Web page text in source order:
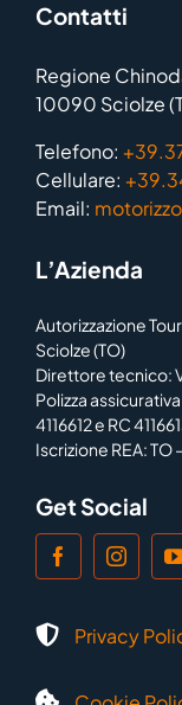
Contatti
Regione
10090 Sciolze
Telefono:
Cellulare:
Email:
L’Azienda
Autorizzazione
Sciolze (TO)
Direttore tecnico:
Polizza
4116612 e RC
Iscrizione REA: TO
Get Social
Privacy